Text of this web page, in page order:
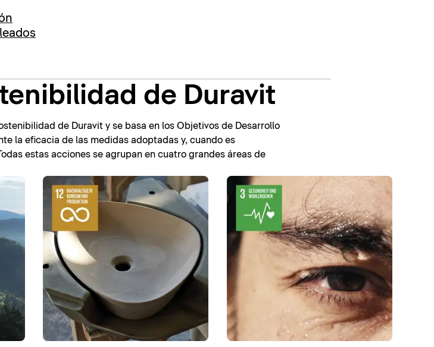
de Duravit
de Duravit y se basa en los Objetivos de Desarrollo
la eficacia de las medidas adoptadas y, cuando es
estas acciones se agrupan en cuatro grandes áreas de